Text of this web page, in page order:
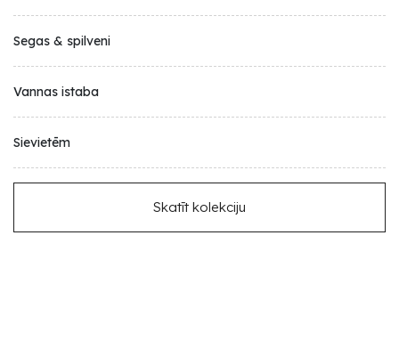
Segas & spilveni
Vannas istaba
Sievietēm
Skatīt kolekciju